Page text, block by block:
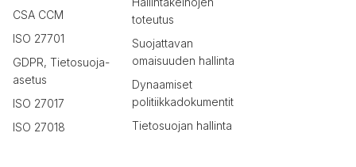
CSA CCM
ISO 27701
GDPR, Tietosuoja-
asetus
ISO 27017
ISO 27018
toteutus
Suojattavan
omaisuuden hallinta
Dynaamiset
politiikkadokumentit
Tietosuojan hallinta